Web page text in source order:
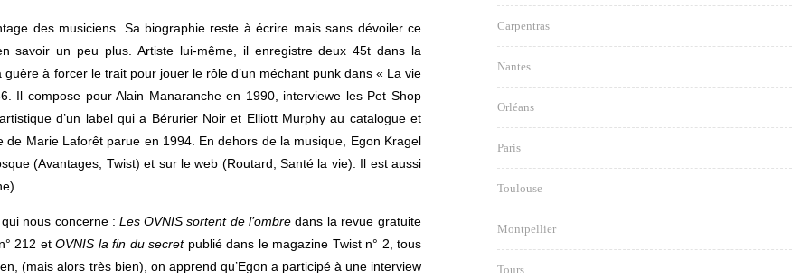
des musiciens. Sa biographie reste à écrire mais sans dévoiler ce
savoir un peu plus. Artiste lui-même, il enregistre deux 45t dans la
à forcer le trait pour jouer le rôle d’un méchant punk dans « La vie
Il compose pour Alain Manaranche en 1990, interviewe les Pet Shop
d’un label qui a Bérurier Noir et Elliott Murphy au catalogue et
Marie Laforêt parue en 1994. En dehors de la musique, Egon Kragel
(Avantages, Twist) et sur le web (Routard, Santé la vie). Il est aussi
nous concerne : Les OVNIS sortent de l’ombre dans la revue gratuite
212 et OVNIS la fin du secretpublié dans le magazine Twist n° 2, tous
(mais alors très bien), on apprend qu’Egon a participé à une interview
Carpentras
Nantes
Orléans
Paris
Toulouse
Montpellier
Tours